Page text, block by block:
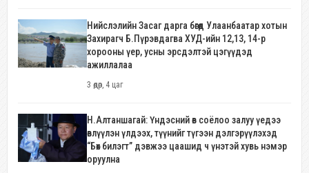
Нийслэлийн Засаг дарга бөгөөд Улаанбаатар хотын
Захирагч Б.Пүрэвдагва ХУД-ийн 12,13, 14-р
хорооны үер, усны эрсдэлтэй цэгүүдэд
ажиллалаа
3 өдөр, 4 цаг
Н.Алтаншагай: Үндэсний өв соёлоо залуу үедээ
өвлүүлэн үлдээх, түүнийг түгээн дэлгэрүүлэхэд
“Бөх билэгт” дэвжээ цаашид ч үнэтэй хувь нэмэр
оруулна